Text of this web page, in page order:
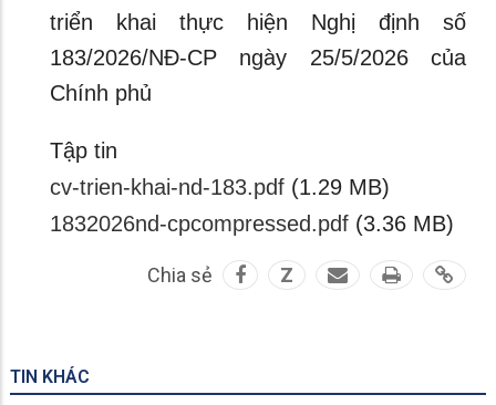
triển khai thực hiện Nghị định số
183/2026/NĐ-CP ngày 25/5/2026 của
Chính phủ
Tập tin
cv-trien-khai-nd-183.pdf (1.29 MB)
1832026nd-cpcompressed.pdf (3.36 MB)
Chia sẻ Z
TIN KHÁC